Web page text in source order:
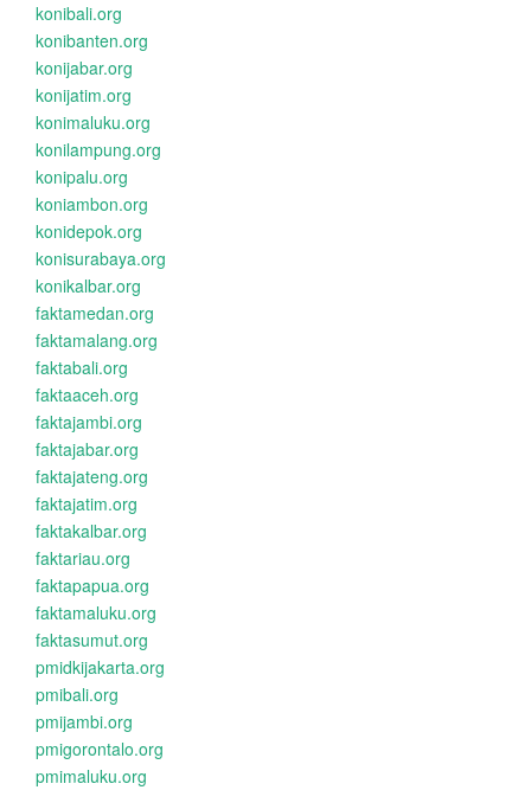
konibali.org
konibanten.org
konijabar.org
konijatim.org
konimaluku.org
konilampung.org
konipalu.org
koniambon.org
konidepok.org
konisurabaya.org
konikalbar.org
faktamedan.org
faktamalang.org
faktabali.org
faktaaceh.org
faktajambi.org
faktajabar.org
faktajateng.org
faktajatim.org
faktakalbar.org
faktariau.org
faktapapua.org
faktamaluku.org
faktasumut.org
pmidkijakarta.org
pmibali.org
pmijambi.org
pmigorontalo.org
pmimaluku.org